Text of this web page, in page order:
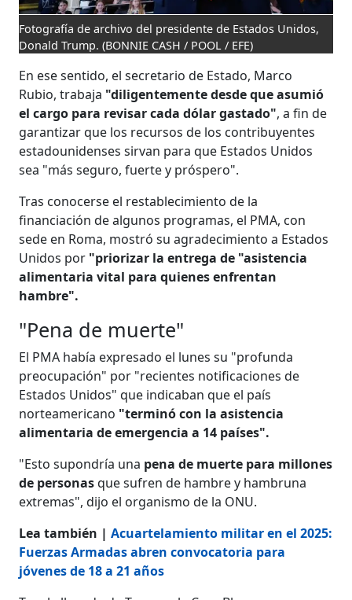
Fotografía de archivo del presidente de Estados Unidos,
Donald Trump. (BONNIE CASH / POOL / EFE)
En ese sentido, el secretario de Estado, Marco
Rubio, trabaja "diligentemente desde que asumió
el cargo para revisar cada dólar gastado", a fin de
garantizar que los recursos de los contribuyentes
estadounidenses sirvan para que Estados Unidos
sea "más seguro, fuerte y próspero".
Tras conocerse el restablecimiento de la
financiación de algunos programas, el PMA, con
sede en Roma, mostró su agradecimiento a Estados
Unidos por "priorizar la entrega de "asistencia
alimentaria vital para quienes enfrentan
hambre".
"Pena de muerte"
El PMA había expresado el lunes su "profunda
preocupación" por "recientes notificaciones de
Estados Unidos" que indicaban que el país
norteamericano "terminó con la asistencia
alimentaria de emergencia a 14 países".
"Esto supondría una pena de muerte para millones
de personasque sufren de hambre y hambruna
extremas", dijo el organismo de la ONU.
Lea también |Acuartelamiento militar en el 2025:
Fuerzas Armadas abren convocatoria para
jóvenes de 18 a 21 años